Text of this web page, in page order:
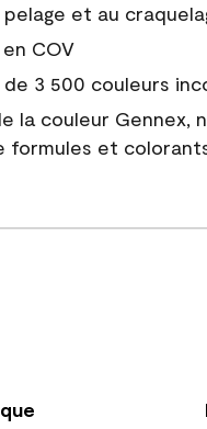
et au
COV
3 500 couleurs
la couleur Gennex,
formules et